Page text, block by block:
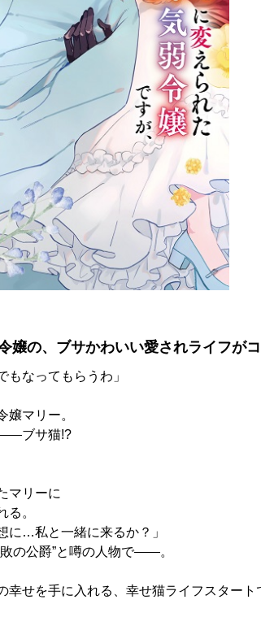
嬢の、ブサかわいい愛されライフが
もなってもらうわ」
嬢マリー。
ブサ猫!?
マリーに
る。
に…私と一緒に来るか？」
の公爵”と噂の人物で――。
幸せを手に入れる、幸せ猫ライフスタート